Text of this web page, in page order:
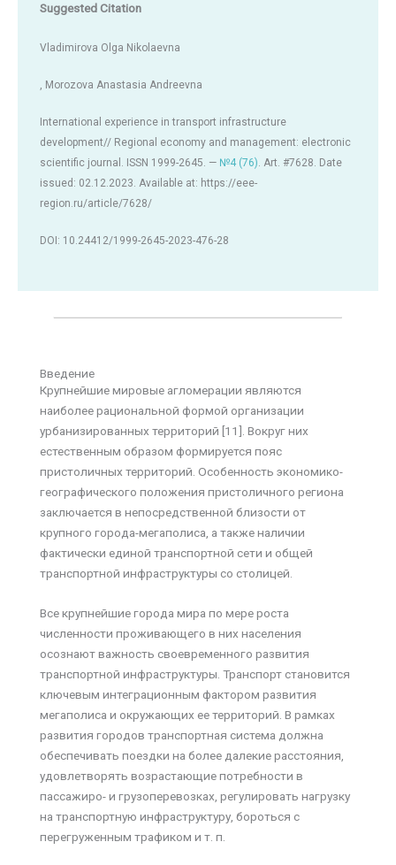
Suggested Citation
Vladimirova Olga Nikolaevna
, Morozova Anastasia Andreevna
International experience in transport infrastructure
development// Regional economy and management: electronic
scientific journal. ISSN 1999-2645. — №4 (76). Art. #7628. Date
issued: 02.12.2023. Available at: https://eee-
region.ru/article/7628/
DOI: 10.24412/1999-2645-2023-476-28
Введение
Крупнейшие мировые агломерации являются
наиболее рациональной формой организации
урбанизированных территорий [11]. Вокруг них
естественным образом формируется пояс
пристоличных территорий. Особенность экономико-
географического положения пристоличного региона
заключается в непосредственной близости от
крупного города-мегаполиса, а также наличии
фактически единой транспортной сети и общей
транспортной инфраструктуры со столицей.
Все крупнейшие города мира по мере роста
численности проживающего в них населения
осознают важность своевременного развития
транспортной инфраструктуры. Транспорт становится
ключевым интеграционным фактором развития
мегаполиса и окружающих ее территорий. В рамках
развития городов транспортная система должна
обеспечивать поездки на более далекие расстояния,
удовлетворять возрастающие потребности в
пассажиро- и грузоперевозках, регулировать нагрузку
на транспортную инфраструктуру, бороться с
перегруженным трафиком и т. п.